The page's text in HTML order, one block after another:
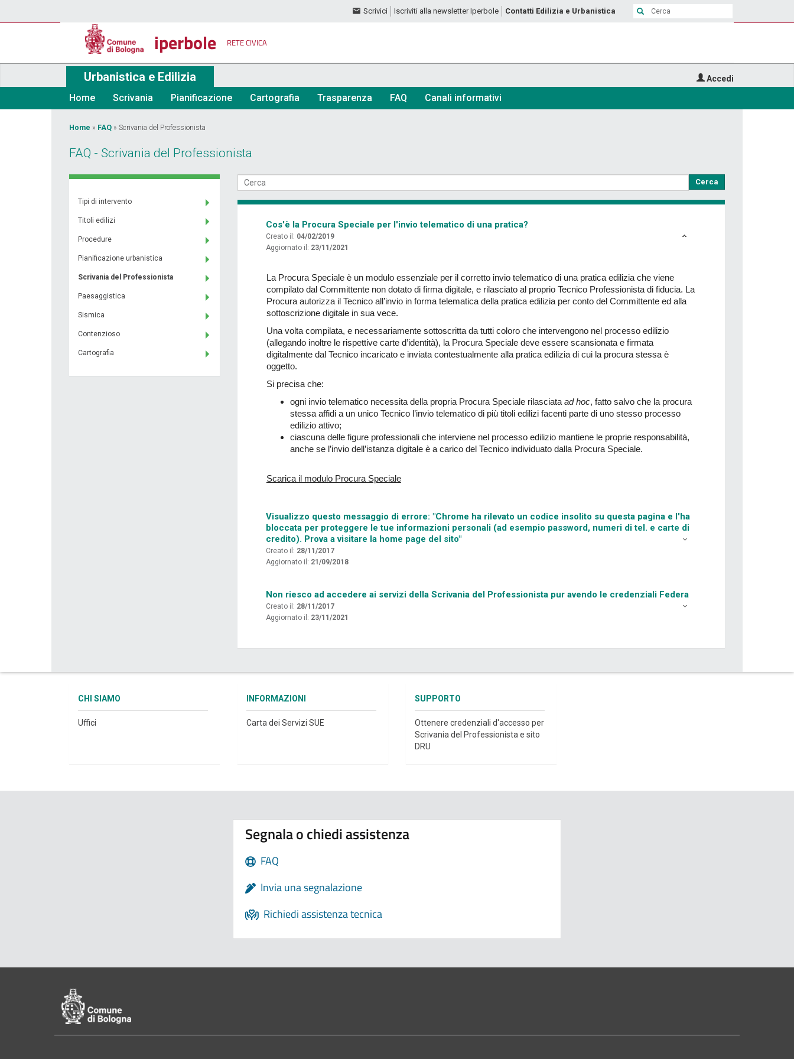
Scrivici Iscriviti alla newsletter Iperbole Contatti Edilizia e Urbanistica
iperbole RETE CIVICA
Urbanistica e Edilizia Accedi
Home Scrivania Pianificazione Cartografia Trasparenza FAQ Canali informativi
Tu
sei
Home » FAQ » Scrivania del Professionista
FAQ - Scrivania del Professionista
Tipi di intervento
Titoli edilizi
Procedure
Pianificazione urbanistica
Scrivania del Professionista
Paesaggistica
Sismica
Contenzioso
Cartografia
Cerca
Cos'è la Procura Speciale per l'invio telematico di una pratica?
Creato il: 04/02/2019
Aggiornato il: 23/11/2021
La Procura Speciale è un modulo essenziale per il corretto invio telematico di una pratica edilizia che viene
compilato dal Committente non dotato di firma digitale, e rilasciato al proprio Tecnico Professionista di fiducia. La
Procura autorizza il Tecnico all’invio in forma telematica della pratica edilizia per conto del Committente ed alla
sottoscrizione digitale in sua vece.
Una volta compilata, e necessariamente sottoscritta da tutti coloro che intervengono nel processo edilizio
(allegando inoltre le rispettive carte d’identità), la Procura Speciale deve essere scansionata e firmata
digitalmente dal Tecnico incaricato e inviata contestualmente alla pratica edilizia di cui la procura stessa è
oggetto.
Si precisa che:
ogni invio telematico necessita della propria Procura Speciale rilasciata ad hoc, fatto salvo che la procura
stessa affidi a un unico Tecnico l’invio telematico di più titoli edilizi facenti parte di uno stesso processo
edilizio attivo;
ciascuna delle figure professionali che interviene nel processo edilizio mantiene le proprie responsabilità,
anche se l’invio dell’istanza digitale è a carico del Tecnico individuato dalla Procura Speciale.
Scarica il modulo Procura Speciale
Visualizzo questo messaggio di errore: "Chrome ha rilevato un codice insolito su questa pagina e l'ha
bloccata per proteggere le tue informazioni personali (ad esempio password, numeri di tel. e carte di
credito). Prova a visitare la home page del sito"
Creato il: 28/11/2017
Aggiornato il: 21/09/2018
Non riesco ad accedere ai servizi della Scrivania del Professionista pur avendo le credenziali Federa
Creato il: 28/11/2017
Aggiornato il: 23/11/2021
CHI SIAMO
Uffici
INFORMAZIONI
Carta dei Servizi SUE
SUPPORTO
Ottenere credenziali d'accesso per
Scrivania del Professionista e sito
DRU
Segnala o chiedi assistenza
FAQ
Invia una segnalazione
Richiedi assistenza tecnica
Pié di pagina di Comune di Bologna